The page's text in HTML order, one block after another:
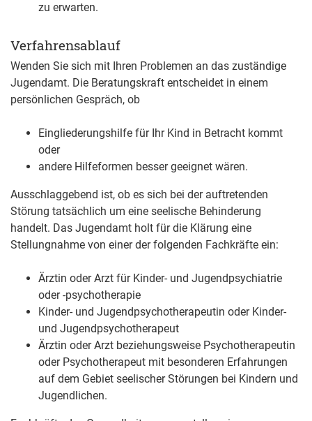
zu erwarten.
Verfahrensablauf
Wenden Sie sich mit Ihren Problemen an das zuständige
Jugendamt. Die Beratungskraft entscheidet in einem
persönlichen Gespräch, ob
Eingliederungshilfe für Ihr Kind in Betracht kommt
oder
andere Hilfeformen besser geeignet wären.
Ausschlaggebend ist, ob es sich bei der auftretenden
Störung tatsächlich um eine seelische Behinderung
handelt. Das Jugendamt holt für die Klärung eine
Stellungnahme von einer der folgenden Fachkräfte ein:
Ärztin oder Arzt für Kinder- und Jugendpsychiatrie
oder -psychotherapie
Kinder- und Jugendpsychotherapeutin oder Kinder-
und Jugendpsychotherapeut
Ärztin oder Arzt beziehungsweise Psychotherapeutin
oder Psychotherapeut mit besonderen Erfahrungen
auf dem Gebiet seelischer Störungen bei Kindern und
Jugendlichen.